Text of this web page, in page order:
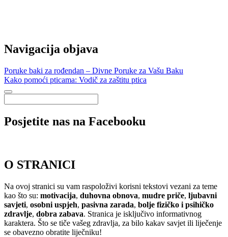
Navigacija objava
Poruke baki za rođendan – Divne Poruke za Vašu Baku
Kako pomoći pticama: Vodič za zaštitu ptica
Posjetite nas na Facebooku
O STRANICI
Na ovoj stranici su vam raspoloživi korisni tekstovi vezani za teme
kao što su: motivacija, duhovna obnova, mudre priče, ljubavni
savjeti, osobni uspjeh, pasivna zarada, bolje fizičko i psihičko
zdravlje, dobra zabava. Stranica je isključivo informativnog
karaktera. Što se tiče vašeg zdravlja, za bilo kakav savjet ili liječenje
se obavezno obratite liječniku!